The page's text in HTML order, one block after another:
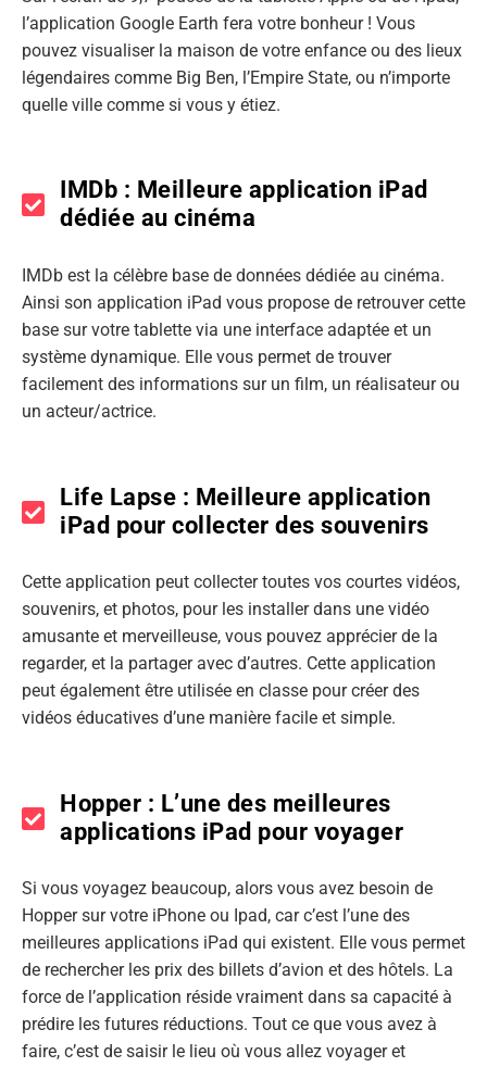
l’application Google Earth fera votre bonheur ! Vous
pouvez visualiser la maison de votre enfance ou des lieux
légendaires comme Big Ben, l’Empire State, ou n’importe
quelle ville comme si vous y étiez.
IMDb : Meilleure application iPad
dédiée au cinéma
IMDb est la célèbre base de données dédiée au cinéma.
Ainsi son application iPad vous propose de retrouver cette
base sur votre tablette via une interface adaptée et un
système dynamique. Elle vous permet de trouver
facilement des informations sur un film, un réalisateur ou
un acteur/actrice.
Life Lapse : Meilleure application
iPad pour collecter des souvenirs
Cette application peut collecter toutes vos courtes vidéos,
souvenirs, et photos, pour les installer dans une vidéo
amusante et merveilleuse, vous pouvez apprécier de la
regarder, et la partager avec d’autres. Cette application
peut également être utilisée en classe pour créer des
vidéos éducatives d’une manière facile et simple.
Hopper : L’une des meilleures
applications iPad pour voyager
Si vous voyagez beaucoup, alors vous avez besoin de
Hopper sur votre iPhone ou Ipad, car c’est l’une des
meilleures applications iPad qui existent. Elle vous permet
de rechercher les prix des billets d’avion et des hôtels. La
force de l’application réside vraiment dans sa capacité à
prédire les futures réductions. Tout ce que vous avez à
faire, c’est de saisir le lieu où vous allez voyager et